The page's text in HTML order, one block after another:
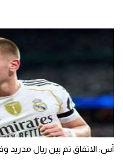
آس: الاتفاق تم بين ريال مدريد